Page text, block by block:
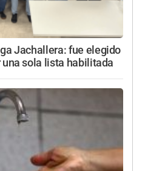
Jachallera: fue elegido
sola lista habilitada